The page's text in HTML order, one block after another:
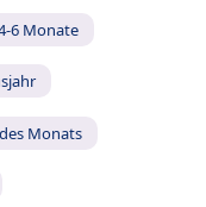
6 Monate
Monats